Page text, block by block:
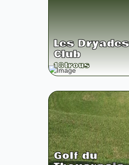
Les
Club
18trous
Golf du